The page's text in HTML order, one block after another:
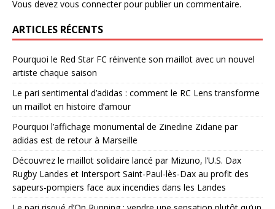
Vous devez vous connecterpour publier un commentaire.
ARTICLES RÉCENTS
Pourquoi le Red Star FC réinvente son maillot avec un nouvel
artiste chaque saison
Le pari sentimental d’adidas : comment le RC Lens transforme
un maillot en histoire d’amour
Pourquoi l’affichage monumental de Zinedine Zidane par
adidas est de retour à Marseille
Découvrez le maillot solidaire lancé par Mizuno, l’U.S. Dax
Rugby Landes et Intersport Saint-Paul-lès-Dax au profit des
sapeurs-pompiers face aux incendies dans les Landes